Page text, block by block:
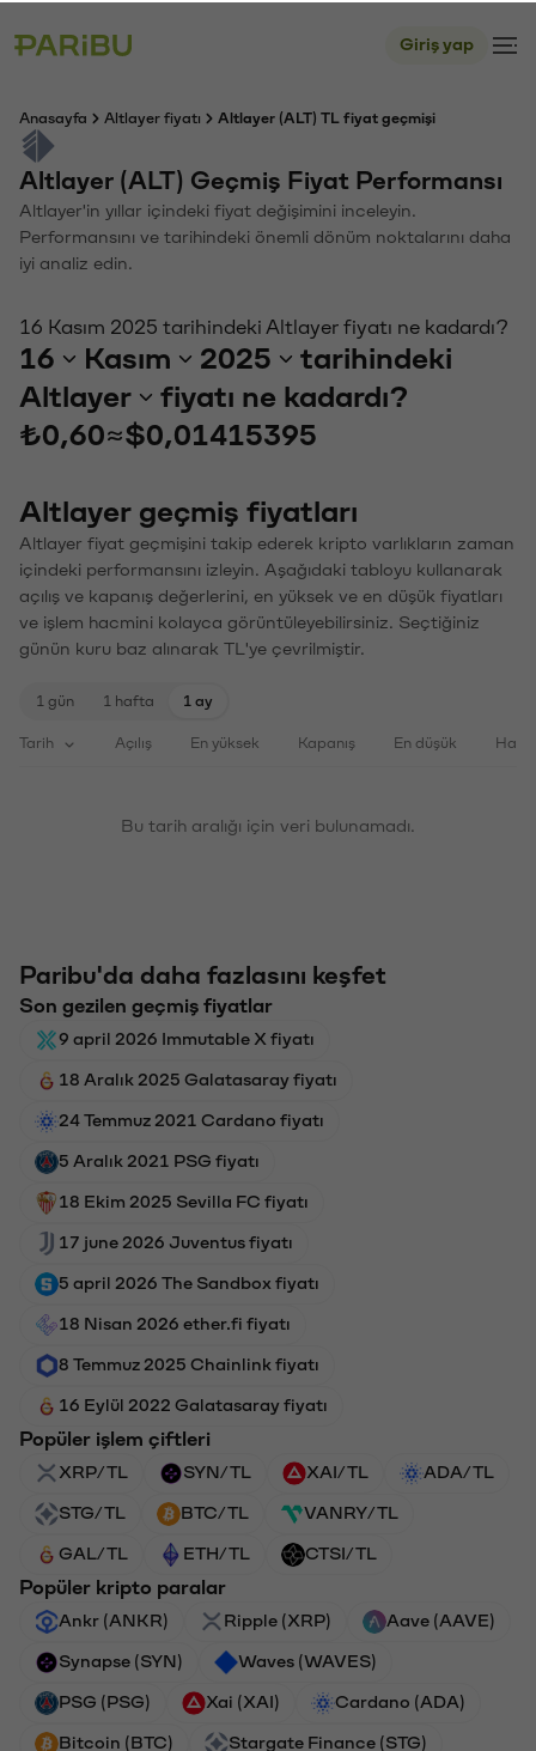
Giriş yap
Anasayfa Altlayer fiyatı Altlayer (ALT) TL fiyat geçmişi
Altlayer (ALT) Geçmiş Fiyat Performansı
Altlayer'in yıllar içindeki fiyat değişimini inceleyin.
Performansını ve tarihindeki önemli dönüm noktalarını daha
iyi analiz edin.
16 Kasım 2025 tarihindeki Altlayer fiyatı ne kadardı?
16 Kasım 2025
tarihindeki
Altlayer
fiyatı ne kadardı?
₺0,60≈$0,01415395
Altlayer geçmiş fiyatları
Altlayer fiyat geçmişini takip ederek kripto varlıkların zaman
içindeki performansını izleyin. Aşağıdaki tabloyu kullanarak
açılış ve kapanış değerlerini, en yüksek ve en düşük fiyatları
ve işlem hacmini kolayca görüntüleyebilirsiniz. Seçtiğiniz
günün kuru baz alınarak TL'ye çevrilmiştir.
1 gün 1 hafta 1 ay
Tarih Açılış En yüksek Kapanış En düşük
Bu tarih aralığı için veri bulunamadı.
Paribu'da daha fazlasını keşfet
Son gezilen geçmiş fiyatlar
9 april 2026 Immutable X fiyatı
18 Aralık 2025 Galatasaray fiyatı
24 Temmuz 2021 Cardano fiyatı
5 Aralık 2021 PSG fiyatı
18 Ekim 2025 Sevilla FC fiyatı
17 june 2026 Juventus fiyatı
5 april 2026 The Sandbox fiyatı
18 Nisan 2026 ether.fi fiyatı
8 Temmuz 2025 Chainlink fiyatı
16 Eylül 2022 Galatasaray fiyatı
Popüler işlem çiftleri
XRP/TL SYN/TL XAI/TL ADA/TL
STG/TL BTC/TL VANRY/TL
GAL/TL ETH/TL CTSI/TL
Popüler kripto paralar
Ankr (ANKR) Ripple (XRP) Aave (AAVE)
Synapse (SYN) Waves (WAVES)
PSG (PSG) Xai (XAI) Cardano (ADA)
Bitcoin (BTC) Stargate Finance (STG)